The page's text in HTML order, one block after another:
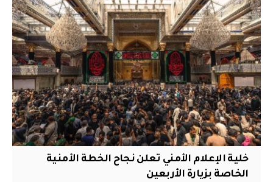
خلية الإعلام الأمني تعلن نجاح الخطة الأمنية
الخاصة بزيارة الأربعين